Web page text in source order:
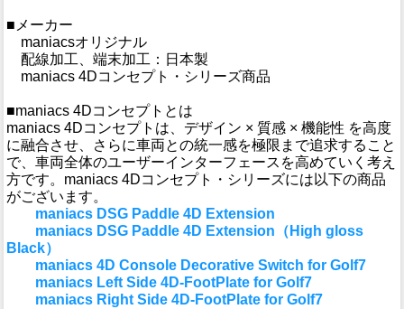
■メーカー
maniacsオリジナル
配線加工、端末加工：日本製
maniacs 4Dコンセプト・シリーズ商品
■maniacs 4Dコンセプトとは
maniacs 4Dコンセプトは、デザイン × 質感 × 機能性 を高度
に融合させ、さらに車両との統一感を極限まで追求すること
で、車両全体のユーザーインターフェースを高めていく考え
方です。maniacs 4Dコンセプト・シリーズには以下の商品
がございます。
maniacs DSG Paddle 4D Extension
maniacs DSG Paddle 4D Extension（High gloss
Black）
maniacs 4D Console Decorative Switch for Golf7
maniacs Left Side 4D-FootPlate for Golf7
maniacs Right Side 4D-FootPlate for Golf7